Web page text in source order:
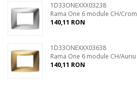
1D33ONEXXX03238
Rama One 6 module CH/Crom
140,11 RON
1D33ONEXXX03638
Rama One 6 module CH/Auriu
140,11 RON